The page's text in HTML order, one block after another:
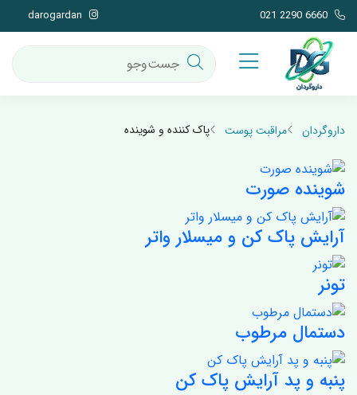
021 2290 6660
darogardan
داروگردان مراقبت پوست پاک کننده و شوینده
شوینده صورت
آرایش پاک کن و میسلار واتر
تونر
دستمال مرطوب
پنبه و پد آرایش پاک کن